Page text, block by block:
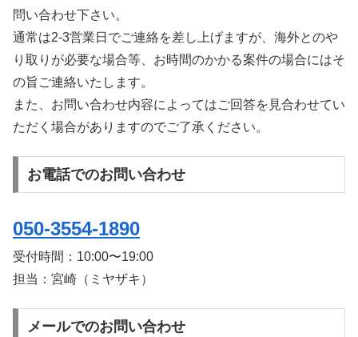
問い合わせ下さい。
通常は2-3営業日でご連絡を差し上げますが、海外とのや
り取りが必要な場合等、お時間のかかる案件の場合にはそ
の旨ご連絡いたします。
また、お問い合わせ内容によってはご回答を見合わせてい
ただく場合がありますのでご了承ください。
お電話でのお問い合わせ
050-3554-1890
受付時間： 10:00〜19:00
担当：宮崎（ミヤザキ）
メールでのお問い合わせ